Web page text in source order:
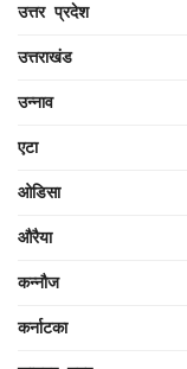
उत्तर प्रदेश
उत्तराखंड
उन्नाव
एटा
ओडिसा
औरैया
कन्नौज
कर्नाटका